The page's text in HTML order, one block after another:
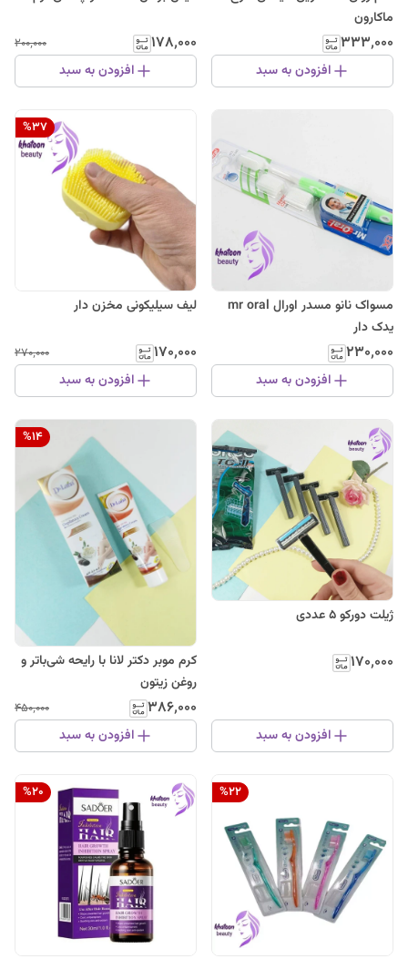
ماکارون
۳۳۳٬۰۰۰
افزودن به سبد
۱۷۸٬۰۰۰ ۲۰۰٬۰۰۰
افزودن به سبد
مسواک نانو مسدر اورال mr oral
یدک دار
۲۳۰٬۰۰۰
افزودن به سبد
%37
لیف سیلیکونی مخزن دار
۱۷۰٬۰۰۰ ۲۷۰٬۰۰۰
افزودن به سبد
ژیلت دورکو 5 عددی
۱۷۰٬۰۰۰
افزودن به سبد
%14
کرم موبر دکتر لانا با رایحه شی‌باتر و
روغن زیتون
۳۸۶٬۰۰۰ ۴۵۰٬۰۰۰
افزودن به سبد
%22
%20